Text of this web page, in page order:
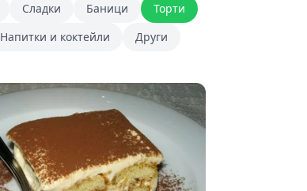
Сладки Баници
Торти
Напитки и коктейли Други